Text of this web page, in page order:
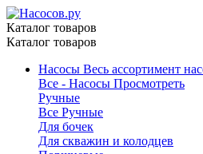
Каталог товаров
Каталог товаров
Насосы Весь ассортимент
Все - Насосы Просмотреть
Ручные
Все Ручные
Для бочек
Для скважин и колодцев